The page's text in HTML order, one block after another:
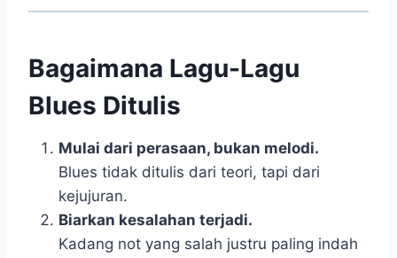
Bagaimana Lagu-Lagu
Blues Ditulis
Mulai dari perasaan, bukan melodi.
Blues tidak ditulis dari teori, tapi dari
kejujuran.
Biarkan kesalahan terjadi.
Kadang not yang salah justru paling indah